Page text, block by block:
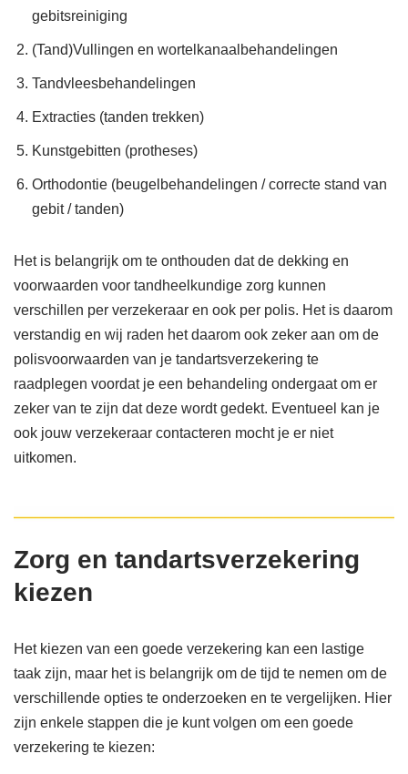
gebitsreiniging
(Tand)Vullingen en wortelkanaalbehandelingen
Tandvleesbehandelingen
Extracties (tanden trekken)
Kunstgebitten (protheses)
Orthodontie (beugelbehandelingen / correcte stand van
gebit / tanden)
Het is belangrijk om te onthouden dat de dekking en
voorwaarden voor tandheelkundige zorg kunnen
verschillen per verzekeraar en ook per polis. Het is daarom
verstandig en wij raden het daarom ook zeker aan om de
polisvoorwaarden van je tandartsverzekering te
raadplegen voordat je een behandeling ondergaat om er
zeker van te zijn dat deze wordt gedekt. Eventueel kan je
ook jouw verzekeraar contacteren mocht je er niet
uitkomen.
Zorg en tandartsverzekering
kiezen
Het kiezen van een goede verzekering kan een lastige
taak zijn, maar het is belangrijk om de tijd te nemen om de
verschillende opties te onderzoeken en te vergelijken. Hier
zijn enkele stappen die je kunt volgen om een goede
verzekering te kiezen: